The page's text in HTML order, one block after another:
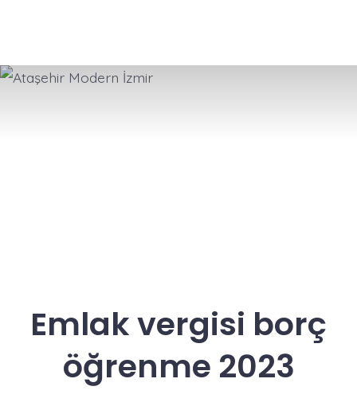
Emlak vergisi borç
öğrenme 2023